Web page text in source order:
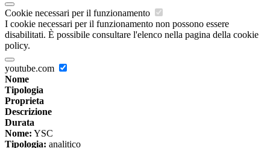
Cookie necessari per il funzionamento
I cookie necessari per il funzionamento non possono essere
disabilitati. È possibile consultare l'elenco nella pagina della cookie
policy.
youtube.com
Nome
Tipologia
Proprieta
Descrizione
Durata
Nome: YSC
Tipologia: analitico